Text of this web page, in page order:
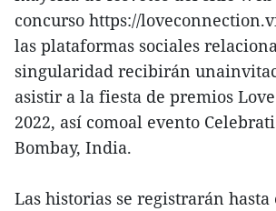
concurso https://
las plataformas sociales
singularidad recibirán
asistir a la fiesta de premios
2022, así comoal evento
Bombay, India.
Las historias se registrarán